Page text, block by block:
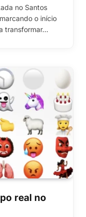
no Santos
o início
transformar…
real no